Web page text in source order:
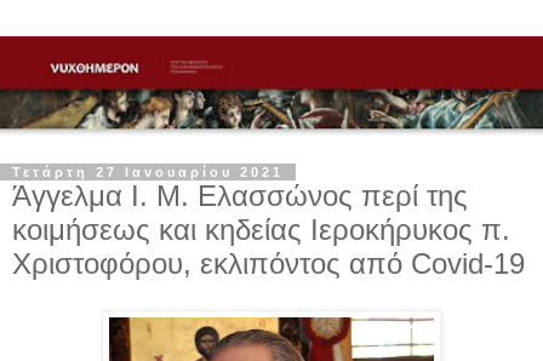
Τετάρτη 27 Ιανουαρίου 2021
Άγγελμα Ι. Μ. Ελασσώνος περί της
κοιμήσεως και κηδείας Ιεροκήρυκος π.
Χριστοφόρου, εκλιπόντος από Covid-19